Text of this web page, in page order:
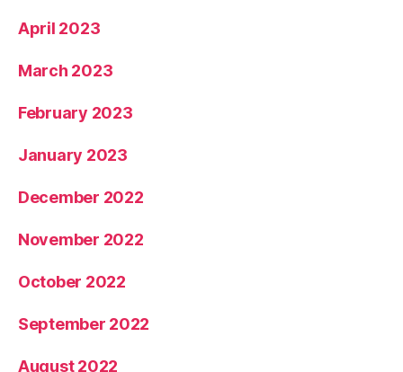
April 2023
March 2023
February 2023
January 2023
December 2022
November 2022
October 2022
September 2022
August 2022